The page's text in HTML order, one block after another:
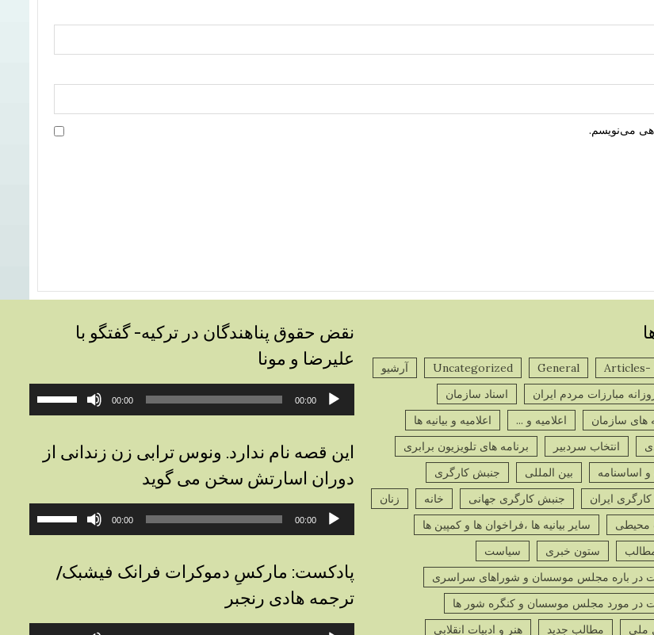
می‌نویسم.
Articles-
General
Uncategorized
آرشیو
مبارزات مردم ایران
اسناد سازمان
های سازمان
اعلامیه و ...
اعلامیه و بیانیه ها
انتخاب سردبیر
برنامه های تلویزیون برابری
و اساسنامه
بین المللی
جنبش کارگری
ایران
جنبش کارگری جهانی خانه
زنان
محیطی
سایر بیانیه ها ،فراخوان ها و کمپین ها
ستون خبری
سیاست
در باره مجلس موسسان و شوراهای سراسری
در مورد مجلس موسسان و کنگره شور ها
ملی
مطالب جدید هنر و ادبیات انقلابی
نقض حقوق پناهندگان در ترکیه- گفتگو با
علیرضا و مونا
پخش‌کننده
صوت
00:00
00:00
بالا
این قصه نام ندارد. ونوس ترابی زن زندانی از
دوران اسارتش سخن می گوید
پخش‌کننده
صوت
00:00
00:00
پادکست: مارکسِ دموکرات فرانک فیشبک/
ترجمه هادی رنجبر
پخش‌کننده